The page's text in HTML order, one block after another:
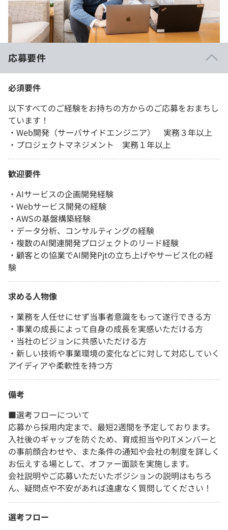
応募要件
必須要件
以下すべてのご経験をお持ちの方からのご応募をおまちし
ています！
・Web開発（サーバサイドエンジニア） 実務３年以上
・プロジェクトマネジメント 実務１年以上
歓迎要件
・AIサービスの企画開発経験
・Webサービス開発の経験
・AWSの基盤構築経験
・データ分析、コンサルティングの経験
・複数のAI関連開発プロジェクトのリード経験
・顧客との協業でAI開発Pjtの立ち上げやサービス化の経
験
求める人物像
・業務を人任せにせず当事者意識をもって遂行できる方
・事業の成長によって自身の成長を実感いただける方
・当社のビジョンに共感いただける方
・新しい技術や事業環境の変化などに対して対応していく
アイディアや柔軟性を持つ方
備考
■選考フローについて
応募から採用内定まで、最短2週間を予定しております。
入社後のギャップを防ぐため、育成担当やPJTメンバーと
の事前顔合わせや、また条件の通知や会社の制度を詳しく
お伝えする場として、オファー面談を実施します。
会社説明やご応募いただいたポジションの説明はもちろ
ん、疑問点や不安があれば遠慮なく質問してください！
選考フロー